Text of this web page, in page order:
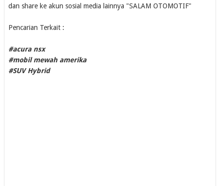
dan share ke akun sosial media lainnya "SALAM OTOMOTIF"
Pencarian Terkait :
#acura nsx
#mobil mewah amerika
#SUV Hybrid